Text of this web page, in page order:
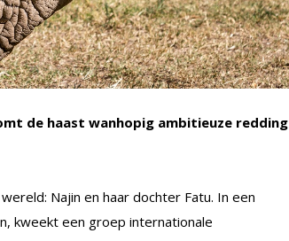
de haast wanhopig ambitieuze redding
Najin en haar dochter Fatu. In een
kweekt een groep internationale